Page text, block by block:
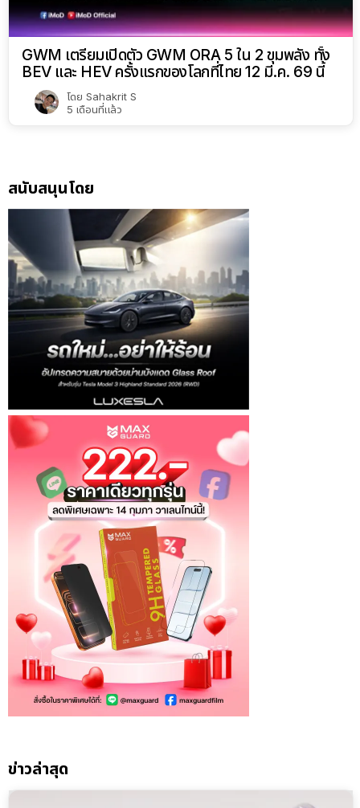
GWM เตรียมเปิดตัว GWM ORA 5 ใน 2 ขุมพลัง ทั้ง
BEV และ HEV ครั้งแรกของโลกที่ไทย 12 มี.ค. 69 นี้
โดย Sahakrit S
5 เดือนที่แล้ว
สนับสนุนโดย
ข่าวล่าสุด